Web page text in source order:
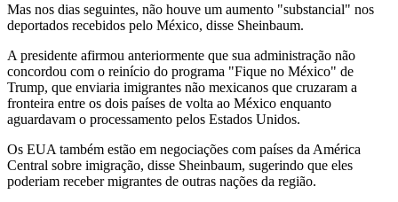
Mas nos dias seguintes, não houve um aumento "substancial" nos
deportados recebidos pelo México, disse Sheinbaum.
A presidente afirmou anteriormente que sua administração não
concordou com o reinício do programa "Fique no México" de
Trump, que enviaria imigrantes não mexicanos que cruzaram a
fronteira entre os dois países de volta ao México enquanto
aguardavam o processamento pelos Estados Unidos.
Os EUA também estão em negociações com países da América
Central sobre imigração, disse Sheinbaum, sugerindo que eles
poderiam receber migrantes de outras nações da região.